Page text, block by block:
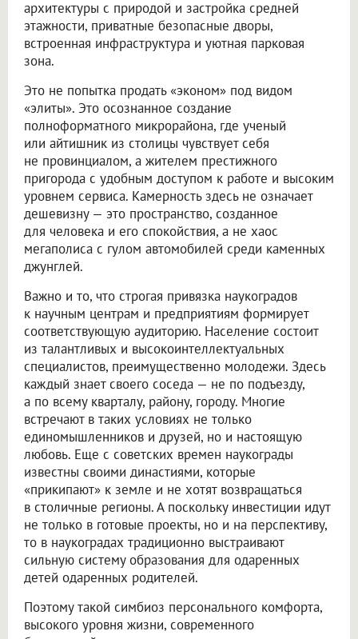
архитектуры с природой и застройка средней
этажности, приватные безопасные дворы,
встроенная инфраструктура и уютная парковая
зона.
Это не попытка продать «эконом» под видом
«элиты». Это осознанное создание
полноформатного микрорайона, где ученый
или айтишник из столицы чувствует себя
не провинциалом, а жителем престижного
пригорода с удобным доступом к работе и высоким
уровнем сервиса. Камерность здесь не означает
дешевизну — это пространство, созданное
для человека и его спокойствия, а не хаос
мегаполиса с гулом автомобилей среди каменных
джунглей.
Важно и то, что строгая привязка наукоградов
к научным центрам и предприятиям формирует
соответствующую аудиторию. Население состоит
из талантливых и высокоинтеллектуальных
специалистов, преимущественно молодежи. Здесь
каждый знает своего соседа — не по подъезду,
а по всему кварталу, району, городу. Многие
встречают в таких условиях не только
единомышленников и друзей, но и настоящую
любовь. Еще с советских времен наукограды
известны своими династиями, которые
«прикипают» к земле и не хотят возвращаться
в столичные регионы. А поскольку инвестиции идут
не только в готовые проекты, но и на перспективу,
то в наукоградах традиционно выстраивают
сильную систему образования для одаренных
детей одаренных родителей.
Поэтому такой симбиоз персонального комфорта,
высокого уровня жизни, современного